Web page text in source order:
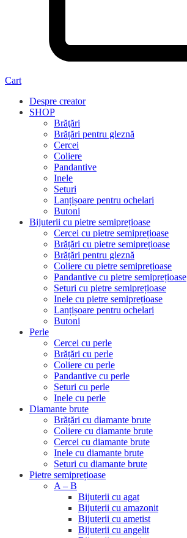
Cart
Despre creator
SHOP
Brăţări
Brățări pentru gleznă
Cercei
Coliere
Pandantive
Inele
Seturi
Lanțișoare pentru ochelari
Butoni
Bijuterii cu pietre semiprețioase
Cercei cu pietre semiprețioase
Brățări cu pietre semiprețioase
Brățări pentru gleznă
Coliere cu pietre semiprețioase
Pandantive cu pietre semiprețioase
Seturi cu pietre semiprețioase
Inele cu pietre semiprețioase
Lanțișoare pentru ochelari
Butoni
Perle
Cercei cu perle
Brățări cu perle
Coliere cu perle
Pandantive cu perle
Seturi cu perle
Inele cu perle
Diamante brute
Brățări cu diamante brute
Coliere cu diamante brute
Cercei cu diamante brute
Inele cu diamante brute
Seturi cu diamante brute
Pietre semiprețioase
A – B
Bijuterii cu agat
Bijuterii cu amazonit
Bijuterii cu ametist
Bijuterii cu angelit